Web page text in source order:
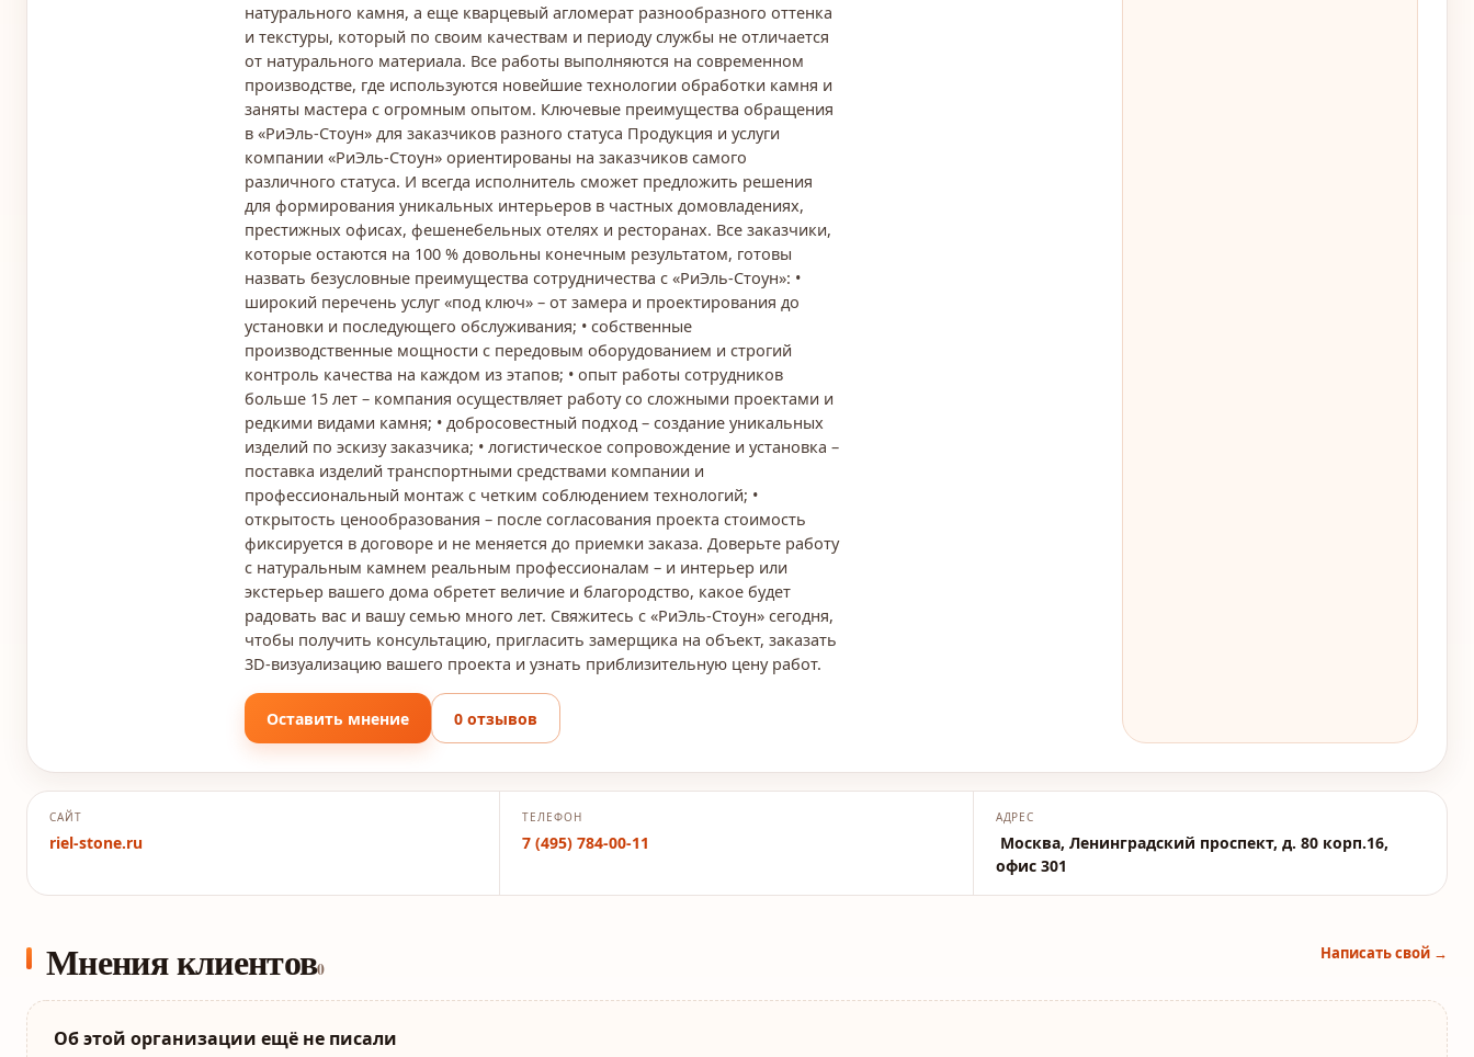
натурального камня, а еще кварцевый агломерат разнообразного оттенка
и текстуры, который по своим качествам и периоду службы не отличается
от натурального материала. Все работы выполняются на современном
производстве, где используются новейшие технологии обработки камня и
заняты мастера с огромным опытом. Ключевые преимущества обращения
в «РиЭль-Стоун» для заказчиков разного статуса Продукция и услуги
компании «РиЭль-Стоун» ориентированы на заказчиков самого
различного статуса. И всегда исполнитель сможет предложить решения
для формирования уникальных интерьеров в частных домовладениях,
престижных офисах, фешенебельных отелях и ресторанах. Все заказчики,
которые остаются на 100 % довольны конечным результатом, готовы
назвать безусловные преимущества сотрудничества с «РиЭль-Стоун»: •
широкий перечень услуг «под ключ» – от замера и проектирования до
установки и последующего обслуживания; • собственные
производственные мощности с передовым оборудованием и строгий
контроль качества на каждом из этапов; • опыт работы сотрудников
больше 15 лет – компания осуществляет работу со сложными проектами и
редкими видами камня; • добросовестный подход – создание уникальных
изделий по эскизу заказчика; • логистическое сопровождение и установка –
поставка изделий транспортными средствами компании и
профессиональный монтаж с четким соблюдением технологий; •
открытость ценообразования – после согласования проекта стоимость
фиксируется в договоре и не меняется до приемки заказа. Доверьте работу
с натуральным камнем реальным профессионалам – и интерьер или
экстерьер вашего дома обретет величие и благородство, какое будет
радовать вас и вашу семью много лет. Свяжитесь с «РиЭль-Стоун» сегодня,
чтобы получить консультацию, пригласить замерщика на объект, заказать
3D-визуализацию вашего проекта и узнать приблизительную цену работ.
Оставить мнение 0 отзывов
САЙТ
riel-stone.ru
ТЕЛЕФОН
7 (495) 784-00-11
АДРЕС
Москва, Ленинградский проспект, д. 80 корп.16,
офис 301
Мнения клиентов0
Написать свой →
Об этой организации ещё не писали